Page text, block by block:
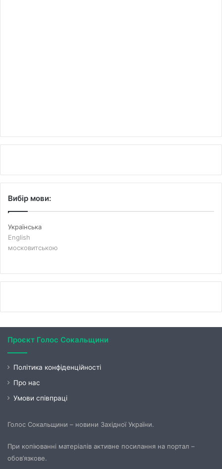
Вибір мови:
Українська
English
московитською
Проєкт Голос Сокальщини
Політика конфіденційності
Про нас
Умови співпраці
Голос Сокальщини – новини Західної України.
При копіюванні матеріалів активне посилання на портал –
обов’язкове.